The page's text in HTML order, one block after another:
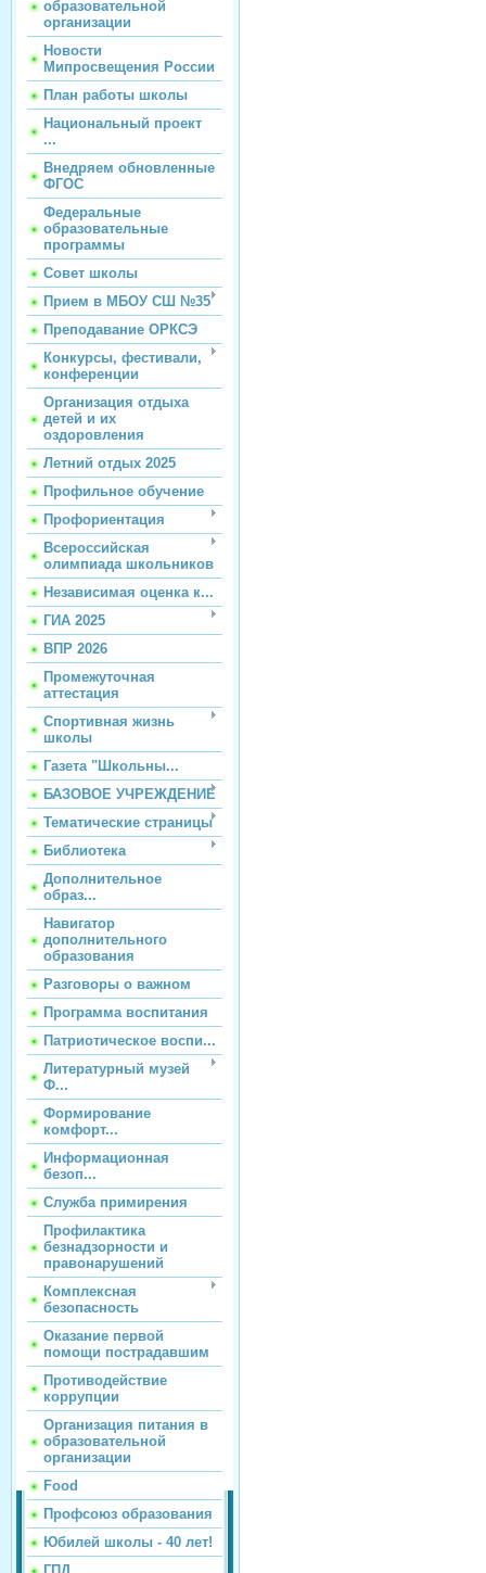
образовательной
организации
Новости
Мипросвещения России
План работы школы
Национальный проект
...
Внедряем обновленные
ФГОС
Федеральные
образовательные
программы
Совет школы
Прием в МБОУ СШ №35
Преподавание ОРКСЭ
Конкурсы, фестивали,
конференции
Организация отдыха
детей и их
оздоровления
Летний отдых 2025
Профильное обучение
Профориентация
Всероссийская
олимпиада школьников
Независимая оценка к...
ГИА 2025
ВПР 2026
Промежуточная
аттестация
Спортивная жизнь
школы
Газета "Школьны...
БАЗОВОЕ УЧРЕЖДЕНИЕ
Тематические страницы
Библиотека
Дополнительное
образ...
Навигатор
дополнительного
образования
Разговоры о важном
Программа воспитания
Патриотическое воспи...
Литературный музей
Ф...
Формирование
комфорт...
Информационная
безоп...
Служба примирения
Профилактика
безнадзорности и
правонарушений
Комплексная
безопасность
Оказание первой
помощи пострадавшим
Противодействие
коррупции
Организация питания в
образовательной
организации
Food
Профсоюз образования
Юбилей школы - 40 лет!